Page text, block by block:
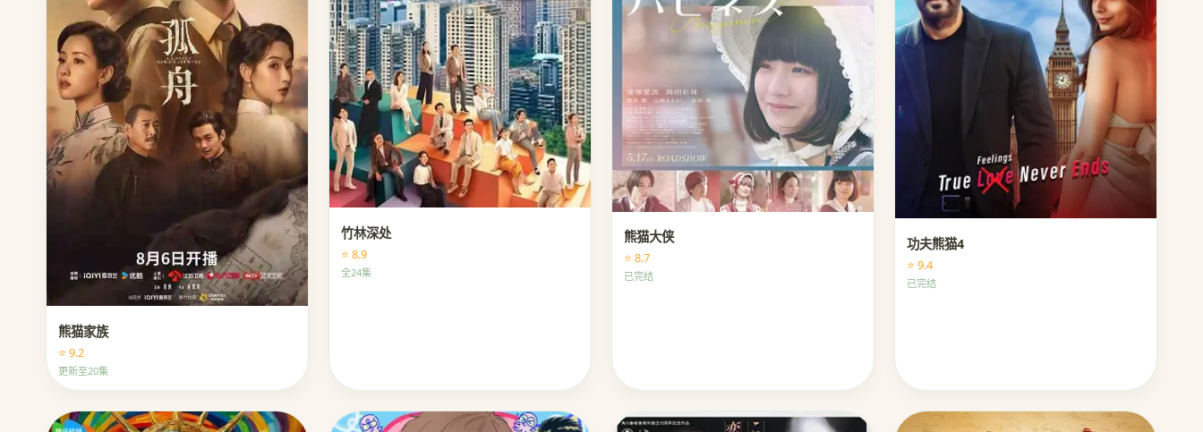
熊猫家族
⭐ 9.2
更新至20集
竹林深处
⭐ 8.9
全24集
熊猫大侠
⭐ 8.7
已完结
功夫熊猫4
⭐ 9.4
已完结